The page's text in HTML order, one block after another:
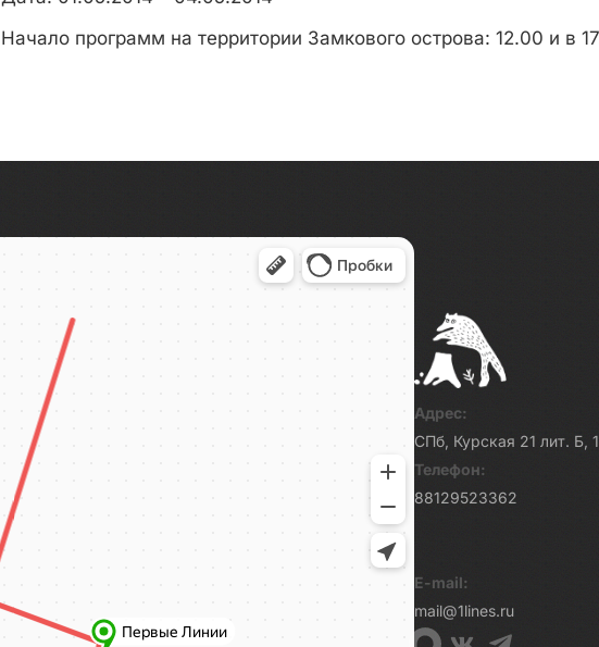
Начало программ на территории Замкового острова: 12.00 и в
Адрес:
СПб, Курская 21 лит. Б,
Телефон:
88129523362
E-mail:
mail@1lines.ru